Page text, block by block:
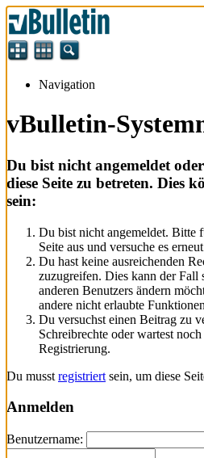
Navigation
vBulletin-
Du bist nicht angemeldet
diese Seite zu betreten. Dies
sein:
Du bist nicht angemeldet. Bitte
Seite aus und versuche es
Du hast keine ausreichenden
zuzugreifen. Dies kann der Fall
anderen Benutzers ändern
andere nicht erlaubte
Du versuchst einen Beitrag zu
Schreibrechte oder wartest
Registrierung.
Du musst registriert sein, um diese
Anmelden
Benutzername: